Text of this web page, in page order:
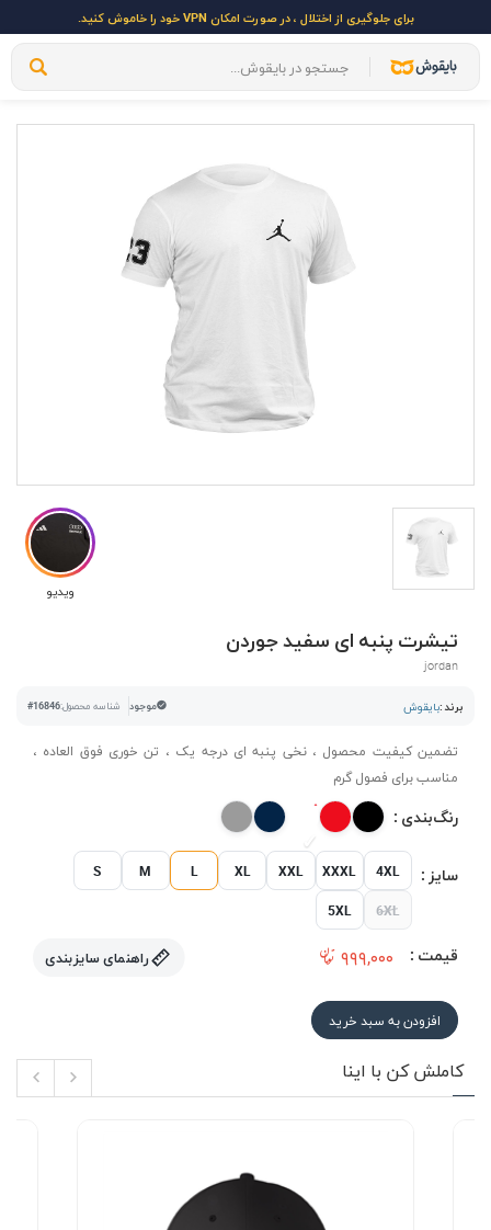
برای جلوگیری از اختلال ، در صورت امکان VPN خود را خاموش کنید.
ویدیو
تیشرت پنبه ای سفید جوردن
jordan
برند :بایقوش موجود شناسه محصول:#16846
تضمین کیفیت محصول ، نخی پنبه ای درجه یک ، تن خوری فوق العاده ،
مناسب برای فصول گرم
رنگ‌بندی :
سایز : S M L XL XXL XXXL 4XL
5XL 6XL
قیمت : ۹۹۹,۰۰۰ راهنمای سایزبندی
افزودن به سبد خرید
کاملش کن با اینا